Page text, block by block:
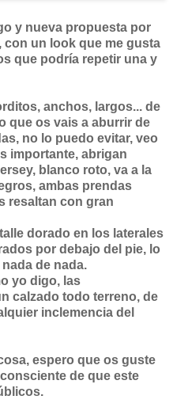
y nueva propuesta por
un look que me gusta
que podría repetir una y
anchos, largos... de
que os vais a aburrir de
no lo puedo evitar, veo
importante, abrigan
blanco roto, va a la
ambas prendas
resaltan con gran
dorado en los laterales
por debajo del pie, lo
de nada.
yo digo, las
calzado todo terreno, de
inclemencia del
espero que os guste
de que este